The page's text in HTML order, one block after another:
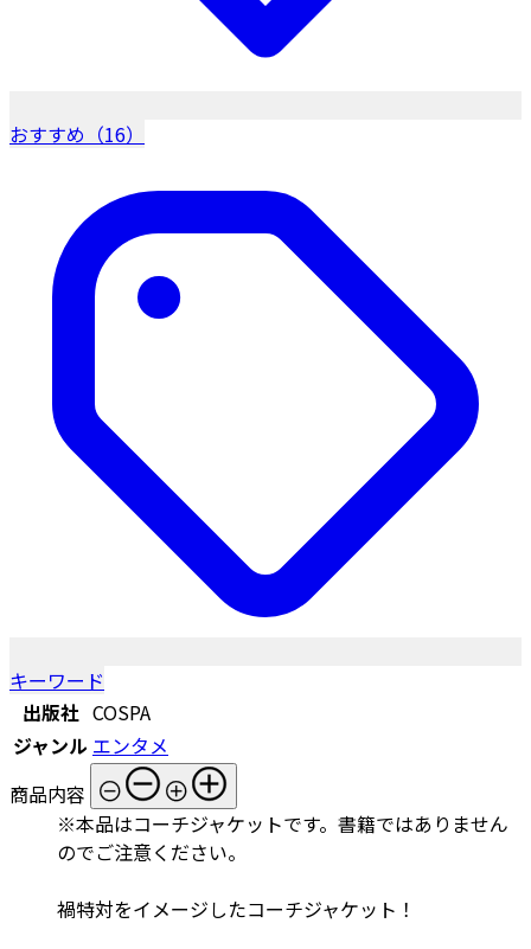
おすすめ（16）
キーワード
出版社 COSPA
ジャンル エンタメ
商品内容
※本品はコーチジャケットです。書籍ではありません
のでご注意ください。
禍特対をイメージしたコーチジャケット！